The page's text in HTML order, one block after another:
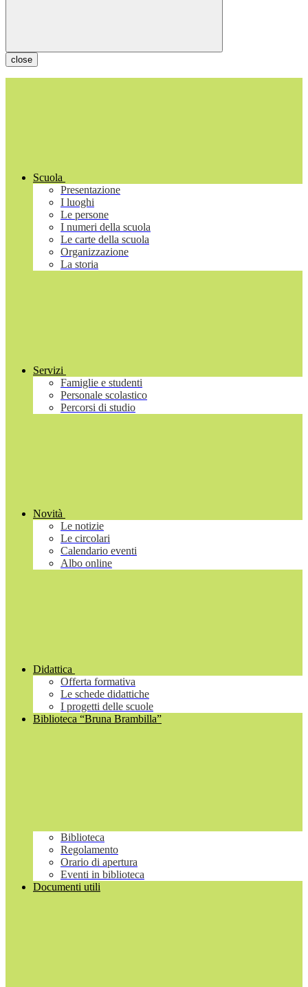
close
Scuola
Presentazione
I luoghi
Le persone
I numeri della scuola
Le carte della scuola
Organizzazione
La storia
Servizi
Famiglie e studenti
Personale scolastico
Percorsi di studio
Novità
Le notizie
Le circolari
Calendario eventi
Albo online
Didattica
Offerta formativa
Le schede didattiche
I progetti delle scuole
Biblioteca “Bruna Brambilla”
Biblioteca
Regolamento
Orario di apertura
Eventi in biblioteca
Documenti utili